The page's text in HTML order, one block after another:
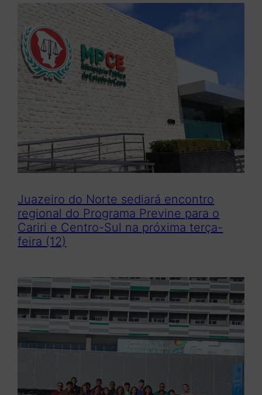
Juazeiro do Norte sediará encontro
regional do Programa Previne para o
Cariri e Centro-Sul na próxima terça-
feira (12)